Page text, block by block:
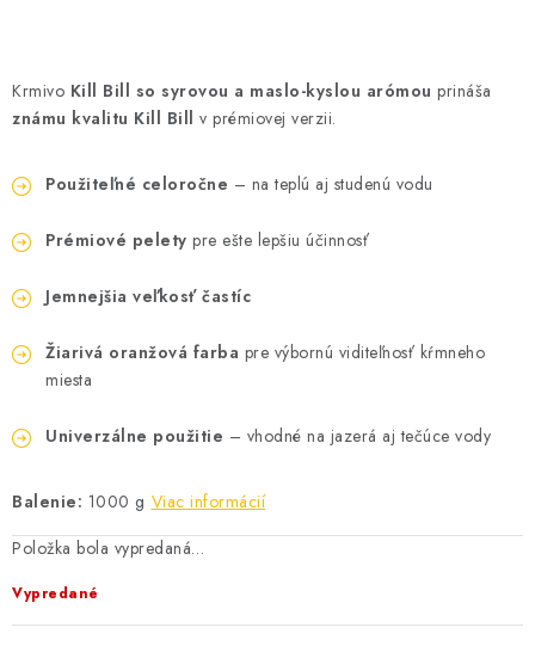
NA STUDENÚ VODU
OBCHODNÉ PODMIENKY
KONTAKTY
DOPRAVA
VŠEOBECNÉ NARIADENIE O BEZPEČNOSTI
PRODUKTOV (GPSR)
ZNAČKY
Krmivo Kill Bill so syrovou a maslo-kyslou arómou prináša
známu kvalitu Kill Bill v prémiovej verzii.
Použiteľné celoročne – na teplú aj studenú vodu
Prémiové pelety pre ešte lepšiu účinnosť
Jemnejšia veľkosť častíc
Žiarivá oranžová farba pre výbornú viditeľnosť kŕmneho
miesta
Univerzálne použitie – vhodné na jazerá aj tečúce vody
Balenie: 1000 g Viac informácií
Položka bola vypredaná…
Vypredané